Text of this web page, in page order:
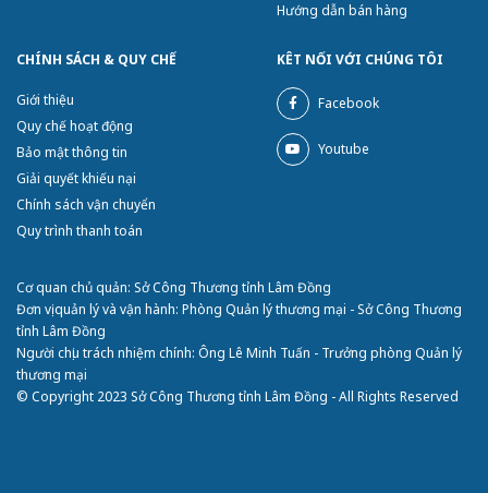
Hướng dẫn bán hàng
CHÍNH SÁCH & QUY CHẾ
Giới thiệu
Quy chế hoạt động
Bảo mật thông tin
Giải quyết khiếu nại
Chính sách vận chuyển
Quy trình thanh toán
KÊT NỐI VỚI CHÚNG TÔI
Facebook
Youtube
Cơ quan chủ quản: Sở Công Thương tỉnh Lâm Đồng
Đơn vị quản lý và vận hành: Phòng Quản lý thương mại - Sở Công Thương
tỉnh Lâm Đồng
Người chịu trách nhiệm chính: Ông Lê Minh Tuấn - Trưởng phòng Quản lý
thương mại
© Copyright 2023 Sở Công Thương tỉnh Lâm Đồng - All Rights Reserved